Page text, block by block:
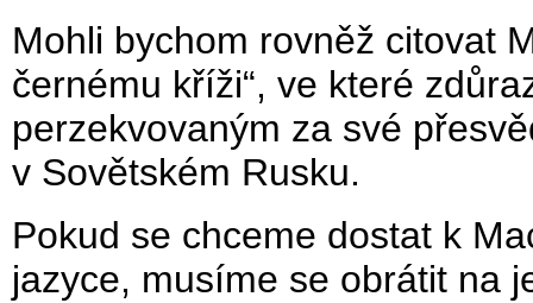
Mohli bychom rovněž citovat
černému kříži“, ve které
perzekvovaným za své
v Sovětském Rusku.
Pokud se chceme dostat k
jazyce, musíme se obrátit na